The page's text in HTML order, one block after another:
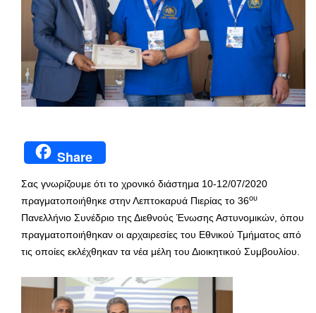
Share
Σας γνωρίζουμε ότι το χρονικό διάστημα 10-12/07/2020
πραγματοποιήθηκε στην Λεπτοκαρυά Πιερίας το 36ου
Πανελλήνιο Συνέδριο της Διεθνούς Ένωσης Αστυνομικών, όπου
πραγματοποιήθηκαν οι αρχαιρεσίες του Εθνικού Τμήματος από
τις οποίες εκλέχθηκαν τα νέα μέλη του Διοικητικού Συμβουλίου.